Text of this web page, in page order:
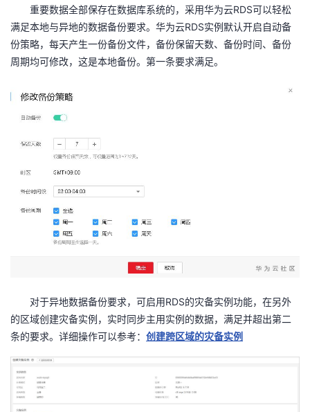
程
认
证
的
实
我
的
藏
支
持
声
建
重要数据全部保存在数据库系统的，采用华为云RDS可以轻松
满足本地与异地的数据备份要求。华为云RDS实例默认开启自动备
份策略，每天产生一份备份文件，备份保留天数、备份时间、备份
周期均可修改，这是本地备份。第一条要求满足。
对于异地数据备份要求，可启用 RDS的灾备实例功能，在另外
的区域创建灾备实例，实时同步主用实例的数据，满足并超出第二
条的要求。详细操作可以参考： 创建跨区域的灾备实例